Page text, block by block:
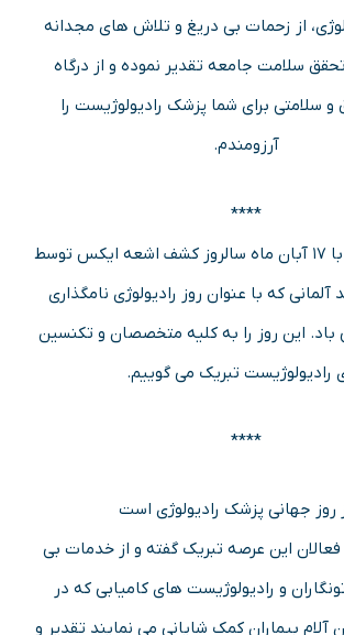
از زحمات بی دریغ و تلاش های مجدانه
سلامت جامعه تقدیر نموده و از درگاه
سلامتی برای شما پزشک رادیولوژیست را
آرزومندم.
****
8 نوامبر مصادف با ۱۷ آبان ماه سالروز کشف اشعه ایکس توسط
آلمانی که با عنوان روز رادیولوژی نامگذاری
این روز را به کلیه متخصصان و تکنسین
رادیولوژیست تبریک می گوییم.
****
روز جهانی پزشک رادیولوژی است
این عرصه تبریک گفته و از خدمات بی
و رادیولوژیست های کامیابی که در
بیماران کمک شایانی می نمایند تقدیر و